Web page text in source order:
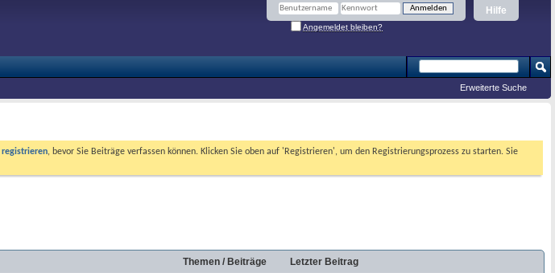
Hilfe
Angemeldet bleiben?
Erweiterte Suche
registrieren, bevor Sie Beiträge verfassen können. Klicken Sie oben auf 'Registrieren', um den Registrierungsprozess zu starten. Sie
Themen / Beiträge Letzter Beitrag